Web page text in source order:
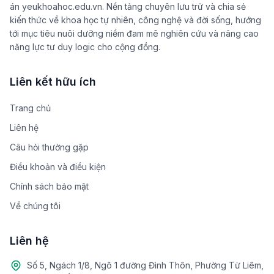
án yeukhoahoc.edu.vn. Nền tảng chuyên lưu trữ và chia sẻ
kiến thức về khoa học tự nhiên, công nghệ và đời sống, hướng
tới mục tiêu nuôi dưỡng niềm đam mê nghiên cứu và nâng cao
năng lực tư duy logic cho cộng đồng.
Liên kết hữu ích
Trang chủ
Liên hệ
Câu hỏi thường gặp
Điều khoản và điều kiện
Chính sách bảo mật
Về chúng tôi
Liên hệ
Số 5, Ngách 1/8, Ngõ 1 đường Đình Thôn, Phường Từ Liêm,